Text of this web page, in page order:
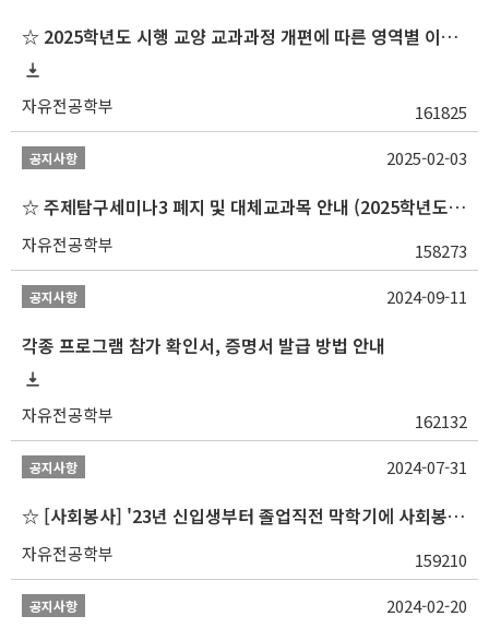
☆ 2025학년도 시행 교양 교과과정 개편에 따른 영역별 이수 안내
자유전공학부 161825
공지사항
☆ 주제탐구세미나3 폐지 및 대체교과목 안내 (2025학년도 1학기부터)
자유전공학부 158273
2025-02-03
공지사항
각종 프로그램 참가 확인서, 증명서 발급 방법 안내
자유전공학부 162132
2024-09-11
공지사항
☆ [사회봉사] '23년 신입생부터 졸업직전 막학기에 사회봉사1,2,3 수강 불가
자유전공학부 159210
2024-07-31
공지사항 2024-02-20